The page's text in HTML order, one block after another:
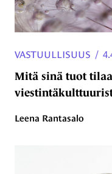
Mitä sinä tuot
VASTUULLISUUS /
Leena Rantasalo